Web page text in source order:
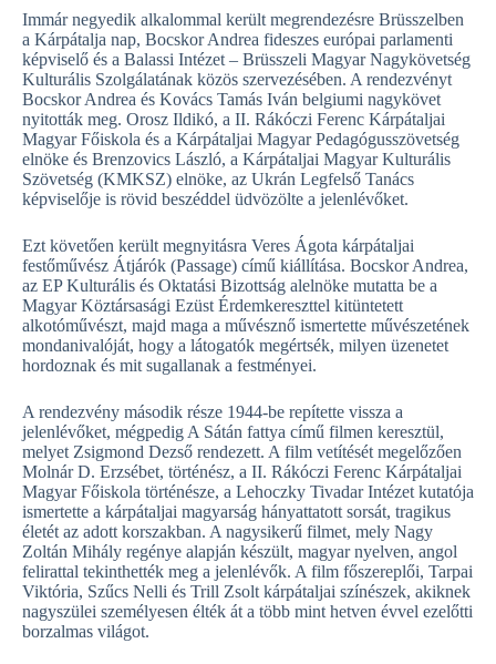
Immár negyedik alkalommal került megrendezésre Brüsszelben
a Kárpátalja nap, Bocskor Andrea fideszes európai parlamenti
képviselő és a Balassi Intézet – Brüsszeli Magyar Nagykövetség
Kulturális Szolgálatának közös szervezésében. A rendezvényt
Bocskor Andrea és Kovács Tamás Iván belgiumi nagykövet
nyitották meg. Orosz Ildikó, a II. Rákóczi Ferenc Kárpátaljai
Magyar Főiskola és a Kárpátaljai Magyar Pedagógusszövetség
elnöke és Brenzovics László, a Kárpátaljai Magyar Kulturális
Szövetség (KMKSZ) elnöke, az Ukrán Legfelső Tanács
képviselője is rövid beszéddel üdvözölte a jelenlévőket.
Ezt követően került megnyitásra Veres Ágota kárpátaljai
festőművész Átjárók (Passage) című kiállítása. Bocskor Andrea,
az EP Kulturális és Oktatási Bizottság alelnöke mutatta be a
Magyar Köztársasági Ezüst Érdemkereszttel kitüntetett
alkotóművészt, majd maga a művésznő ismertette művészetének
mondanivalóját, hogy a látogatók megértsék, milyen üzenetet
hordoznak és mit sugallanak a festményei.
A rendezvény második része 1944-be repítette vissza a
jelenlévőket, mégpedig A Sátán fattya című filmen keresztül,
melyet Zsigmond Dezső rendezett. A film vetítését megelőzően
Molnár D. Erzsébet, történész, a II. Rákóczi Ferenc Kárpátaljai
Magyar Főiskola történésze, a Lehoczky Tivadar Intézet kutatója
ismertette a kárpátaljai magyarság hányattatott sorsát, tragikus
életét az adott korszakban. A nagysikerű filmet, mely Nagy
Zoltán Mihály regénye alapján készült, magyar nyelven, angol
felirattal tekinthették meg a jelenlévők. A film főszereplői, Tarpai
Viktória, Szűcs Nelli és Trill Zsolt kárpátaljai színészek, akiknek
nagyszülei személyesen élték át a több mint hetven évvel ezelőtti
borzalmas világot.